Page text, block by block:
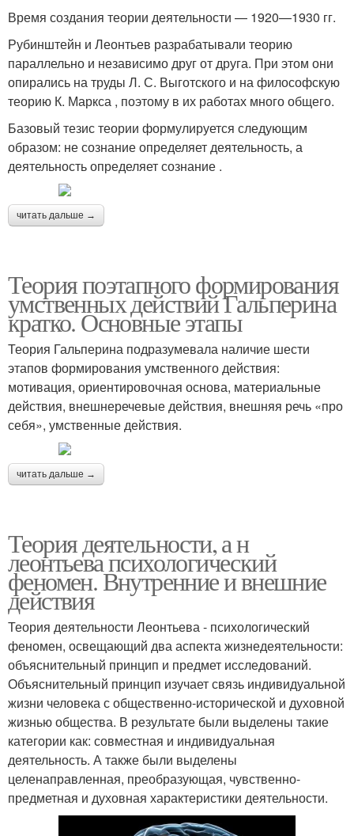
Время создания теории деятельности — 1920—1930 гг.
Рубинштейн и Леонтьев разрабатывали теорию
параллельно и независимо друг от друга. При этом они
опирались на труды Л. С. Выготского и на философскую
теорию К. Маркса , поэтому в их работах много общего.
Базовый тезис теории формулируется следующим
образом: не сознание определяет деятельность, а
деятельность определяет сознание .
читать дальше →
Теория поэтапного формирования
умственных действий Гальперина
кратко. Основные этапы
Теория Гальперина подразумевала наличие шести
этапов формирования умственного действия:
мотивация, ориентировочная основа, материальные
действия, внешнеречевые действия, внешняя речь «про
себя», умственные действия.
читать дальше →
Теория деятельности, а н
леонтьева психологический
феномен. Внутренние и внешние
действия
Теория деятельности Леонтьева - психологический
феномен, освещающий два аспекта жизнедеятельности:
объяснительный принцип и предмет исследований.
Объяснительный принцип изучает связь индивидуальной
жизни человека с общественно-исторической и духовной
жизнью общества. В результате были выделены такие
категории как: совместная и индивидуальная
деятельность. А также были выделены
целенаправленная, преобразующая, чувственно-
предметная и духовная характеристики деятельности.